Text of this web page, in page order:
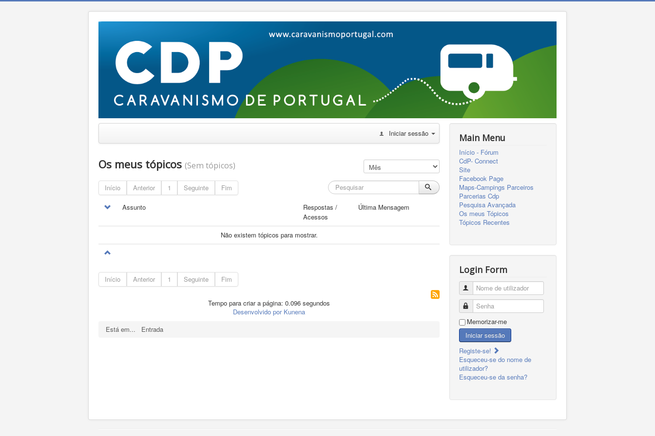
Iniciar sessão
Os meus tópicos (Sem tópicos)
Início Anterior 1 Seguinte Fim
Assunto
Respostas /
Acessos
Última Mensagem
Não existem tópicos para mostrar.
Início Anterior 1 Seguinte Fim
Tempo para criar a página: 0.096 segundos
Desenvolvido por Kunena
Está em...
Entrada
Main Menu
Início - Fórum
CdP- Connect
Site
Facebook Page
Maps-Campings Parceiros
Parcerias Cdp
Pesquisa Avançada
Os meus Tópicos
Tópicos Recentes
Login Form
Nome de utilizador
Senha
Memorizar-me
Iniciar sessão
Registe-se!
Esqueceu-se do nome de
utilizador?
Esqueceu-se da senha?